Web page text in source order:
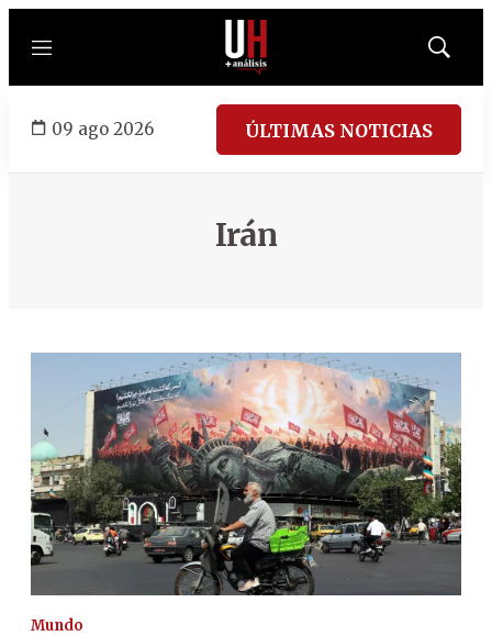
Menú
Mostrar
09 ago 2026 ÚLTIMAS NOTICIAS
Irán
Mundo